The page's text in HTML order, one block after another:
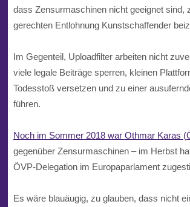
dass Zensurmaschinennicht geeignet sind,
gerechten Entlohnung Kunstschaffender
Im Gegenteil, Uploadfilter arbeiten nicht
viele legale Beiträge sperren, kleinen
Todesstoß versetzen und zu einer
führen.
Noch im Sommer 2018 war Othmar Karas (
gegenüber Zensurmaschinen – im Herbst
ÖVP-Delegation im Europaparlament
Es wäre blauäugig, zu glauben, dass nicht